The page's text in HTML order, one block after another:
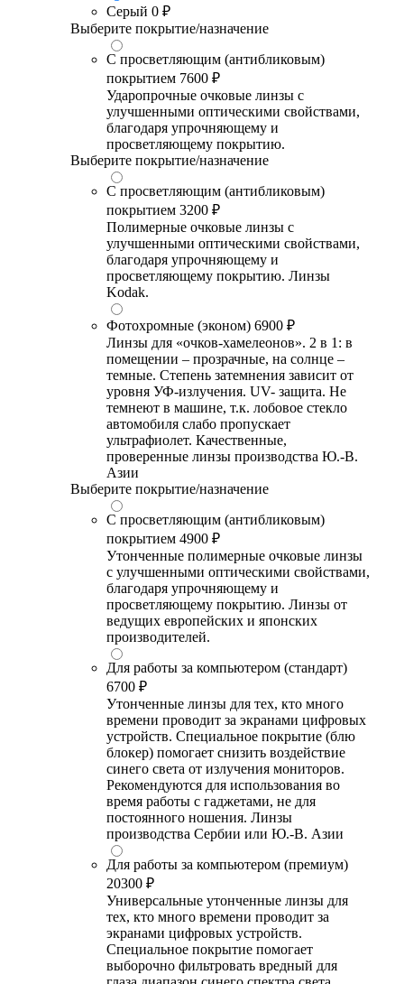
Серый 0 ₽
Выберите покрытие/назначение
С просветляющим (антибликовым)
покрытием 7600 ₽
Ударопрочные очковые линзы с
улучшенными оптическими свойствами,
благодаря упрочняющему и
просветляющему покрытию.
Выберите покрытие/назначение
С просветляющим (антибликовым)
покрытием 3200 ₽
Полимерные очковые линзы с
улучшенными оптическими свойствами,
благодаря упрочняющему и
просветляющему покрытию. Линзы
Kodak.
Фотохромные (эконом) 6900 ₽
Линзы для «очков-хамелеонов». 2 в 1: в
помещении – прозрачные, на солнце –
темные. Степень затемнения зависит от
уровня УФ-излучения. UV- защита. Не
темнеют в машине, т.к. лобовое стекло
автомобиля слабо пропускает
ультрафиолет. Качественные,
проверенные линзы производства Ю.-В.
Азии
Выберите покрытие/назначение
С просветляющим (антибликовым)
покрытием 4900 ₽
Утонченные полимерные очковые линзы
с улучшенными оптическими свойствами,
благодаря упрочняющему и
просветляющему покрытию. Линзы от
ведущих европейских и японских
производителей.
Для работы за компьютером (стандарт)
6700 ₽
Утонченные линзы для тех, кто много
времени проводит за экранами цифровых
устройств. Специальное покрытие (блю
блокер) помогает снизить воздействие
синего света от излучения мониторов.
Рекомендуются для использования во
время работы с гаджетами, не для
постоянного ношения. Линзы
производства Сербии или Ю.-В. Азии
Для работы за компьютером (премиум)
20300 ₽
Универсальные утонченные линзы для
тех, кто много времени проводит за
экранами цифровых устройств.
Специальное покрытие помогает
выборочно фильтровать вредный для